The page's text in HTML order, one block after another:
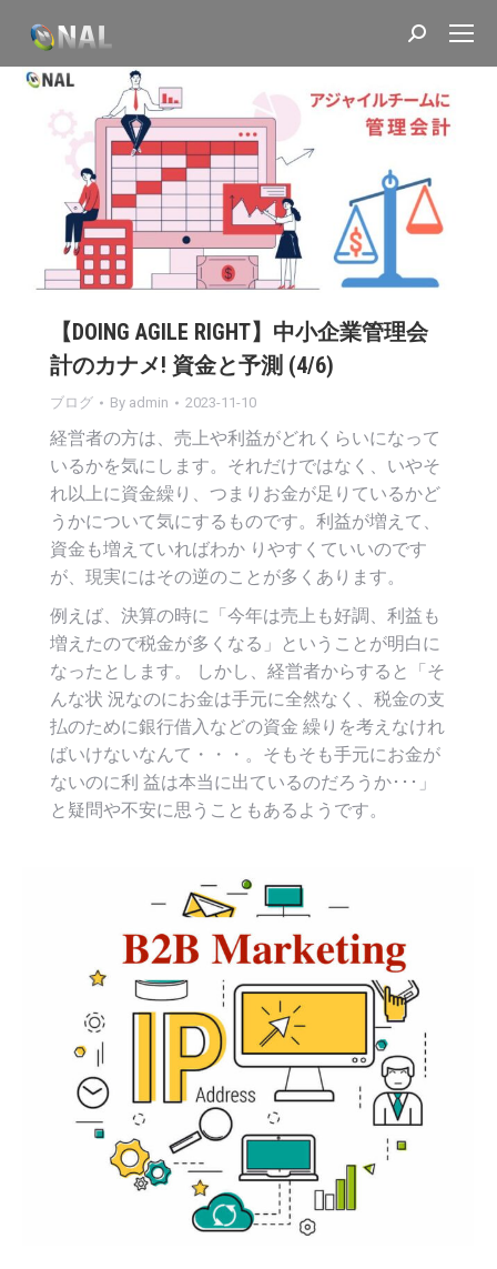
Search:
【DOING AGILE RIGHT】中小企業管理会
計のカナメ! 資金と予測 (4/6)
ブログ By admin 2023-11-10
経営者の方は、売上や利益がどれくらいになって
いるかを気にします。それだけではなく、いやそ
れ以上に資金繰り、つまりお金が足りているかど
うかについて気にするものです。利益が増えて、
資金も増えていればわか りやすくていいのです
が、現実にはその逆のことが多くあります。
例えば、決算の時に「今年は売上も好調、利益も
増えたので税金が多くなる」ということが明白に
なったとします。 しかし、経営者からすると「そ
んな状 況なのにお金は手元に全然なく、税金の支
払のために銀行借入などの資金 繰りを考えなけれ
ばいけないなんて・・・。そもそも手元にお金が
ないのに利 益は本当に出ているのだろうか･･･」
と疑問や不安に思うこともあるようです。